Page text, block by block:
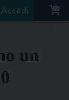
Accedi
un